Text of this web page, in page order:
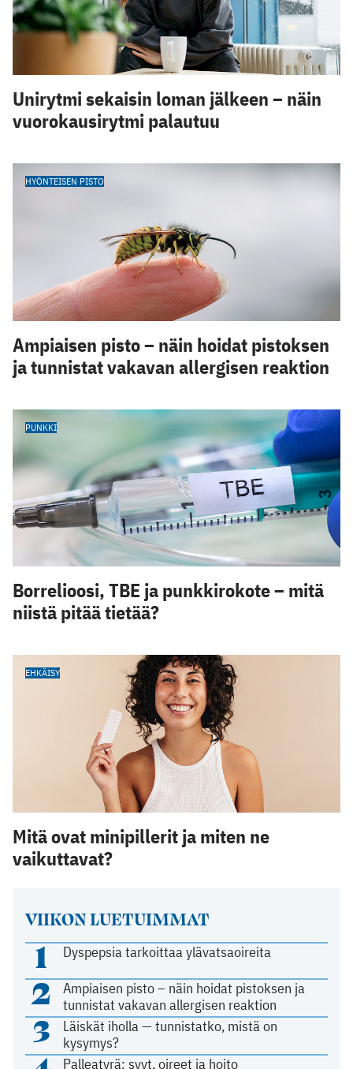
VIIKON LUETUIMMAT
1 Dyspepsia tarkoittaa ylävatsaoireita
2
Ampiaisen pisto – näin hoidat pistoksen ja
tunnistat vakavan allergisen reaktion
3
Läiskät iholla — tunnistatko, mistä on
kysymys?
Palleatyrä: syyt, oireet ja hoito
Unirytmi sekaisin loman jälkeen – näin
vuorokausirytmi palautuu
HYÖNTEISEN PISTO
Ampiaisen pisto – näin hoidat pistoksen
ja tunnistat vakavan allergisen reaktion
PUNKKI
Borrelioosi, TBE ja punkkirokote – mitä
niistä pitää tietää?
EHKÄISY
Mitä ovat minipillerit ja miten ne
vaikuttavat?